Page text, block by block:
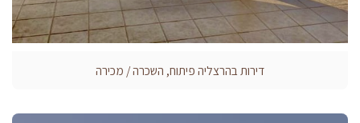
דירות בהרצליה פיתוח, השכרה / מכירה